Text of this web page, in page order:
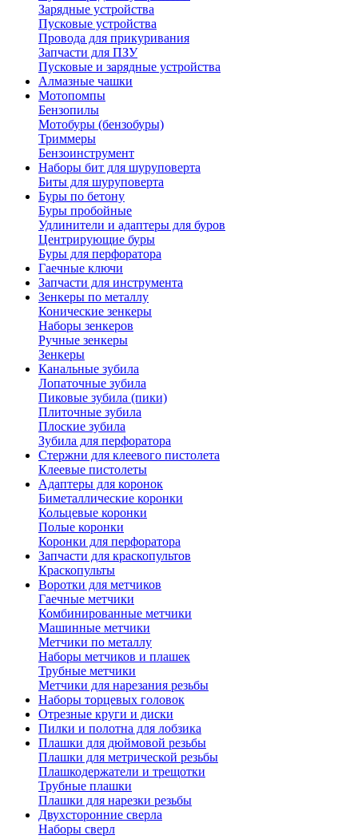
Зарядные устройства
Пусковые устройства
Провода для прикуривания
Запчасти для ПЗУ
Пусковые и зарядные устройства
Алмазные чашки
Мотопомпы
Бензопилы
Мотобуры (бензобуры)
Триммеры
Бензоинструмент
Наборы бит для шуруповерта
Биты для шуруповерта
Буры по бетону
Буры пробойные
Удлинители и адаптеры для буров
Центрирующие буры
Буры для перфоратора
Гаечные ключи
Запчасти для инструмента
Зенкеры по металлу
Конические зенкеры
Наборы зенкеров
Ручные зенкеры
Зенкеры
Канальные зубила
Лопаточные зубила
Пиковые зубила (пики)
Плиточные зубила
Плоские зубила
Зубила для перфоратора
Стержни для клеевого пистолета
Клеевые пистолеты
Адаптеры для коронок
Биметаллические коронки
Кольцевые коронки
Полые коронки
Коронки для перфоратора
Запчасти для краскопультов
Краскопульты
Воротки для метчиков
Гаечные метчики
Комбинированные метчики
Машинные метчики
Метчики по металлу
Наборы метчиков и плашек
Трубные метчики
Метчики для нарезания резьбы
Наборы торцевых головок
Отрезные круги и диски
Пилки и полотна для лобзика
Плашки для дюймовой резьбы
Плашки для метрической резьбы
Плашкодержатели и трещотки
Трубные плашки
Плашки для нарезки резьбы
Двухсторонние сверла
Наборы сверл